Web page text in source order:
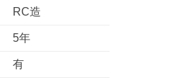
RC造
5年
有